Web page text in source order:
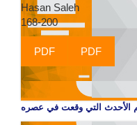
Hasan Saleh
168-200
PDF PDF
الأحدث التي وقعت في عصره